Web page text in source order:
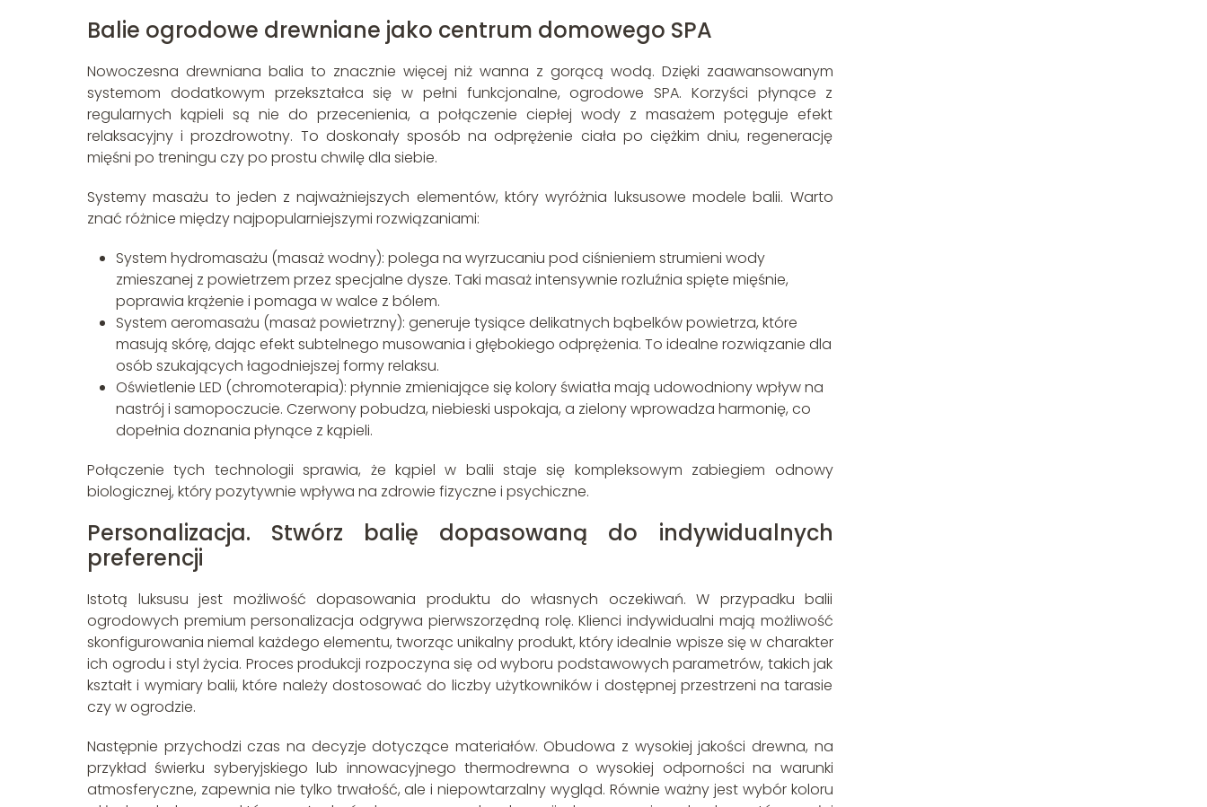
Balie ogrodowe drewniane jako centrum domowego SPA
Nowoczesna drewniana balia to znacznie więcej niż wanna z gorącą wodą. Dzięki zaawansowanym
systemom dodatkowym przekształca się w pełni funkcjonalne, ogrodowe SPA. Korzyści płynące z
regularnych kąpieli są nie do przecenienia, a połączenie ciepłej wody z masażem potęguje efekt
relaksacyjny i prozdrowotny. To doskonały sposób na odprężenie ciała po ciężkim dniu, regenerację
mięśni po treningu czy po prostu chwilę dla siebie.
Systemy masażu to jeden z najważniejszych elementów, który wyróżnia luksusowe modele balii. Warto
znać różnice między najpopularniejszymi rozwiązaniami:
System hydromasażu (masaż wodny): polega na wyrzucaniu pod ciśnieniem strumieni wody
zmieszanej z powietrzem przez specjalne dysze. Taki masaż intensywnie rozluźnia spięte mięśnie,
poprawia krążenie i pomaga w walce z bólem.
System aeromasażu (masaż powietrzny): generuje tysiące delikatnych bąbelków powietrza, które
masują skórę, dając efekt subtelnego musowania i głębokiego odprężenia. To idealne rozwiązanie dla
osób szukających łagodniejszej formy relaksu.
Oświetlenie LED (chromoterapia): płynnie zmieniające się kolory światła mają udowodniony wpływ na
nastrój i samopoczucie. Czerwony pobudza, niebieski uspokaja, a zielony wprowadza harmonię, co
dopełnia doznania płynące z kąpieli.
Połączenie tych technologii sprawia, że kąpiel w balii staje się kompleksowym zabiegiem odnowy
biologicznej, który pozytywnie wpływa na zdrowie fizyczne i psychiczne.
Personalizacja. Stwórz balię dopasowaną do indywidualnych
preferencji
Istotą luksusu jest możliwość dopasowania produktu do własnych oczekiwań. W przypadku balii
ogrodowych premium personalizacja odgrywa pierwszorzędną rolę. Klienci indywidualni mają możliwość
skonfigurowania niemal każdego elementu, tworząc unikalny produkt, który idealnie wpisze się w charakter
ich ogrodu i styl życia. Proces produkcji rozpoczyna się od wyboru podstawowych parametrów, takich jak
kształt i wymiary balii, które należy dostosować do liczby użytkowników i dostępnej przestrzeni na tarasie
czy w ogrodzie.
Następnie przychodzi czas na decyzje dotyczące materiałów. Obudowa z wysokiej jakości drewna, na
przykład świerku syberyjskiego lub innowacyjnego thermodrewna o wysokiej odporności na warunki
atmosferyczne, zapewnia nie tylko trwałość, ale i niepowtarzalny wygląd. Równie ważny jest wybór koloru